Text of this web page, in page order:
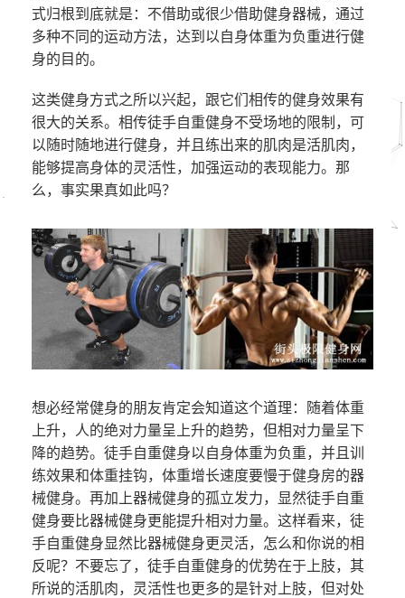
式归根到底就是：不借助或很少借助健身器械，通过
多种不同的运动方法，达到以自身体重为负重进行健
身的目的。
这类健身方式之所以兴起，跟它们相传的健身效果有
很大的关系。相传徒手自重健身不受场地的限制，可
以随时随地进行健身，并且练出来的肌肉是活肌肉，
能够提高身体的灵活性，加强运动的表现能力。那
么，事实果真如此吗？
想必经常健身的朋友肯定会知道这个道理：随着体重
上升，人的绝对力量呈上升的趋势，但相对力量呈下
降的趋势。徒手自重健身以自身体重为负重，并且训
练效果和体重挂钩，体重增长速度要慢于健身房的器
械健身。再加上器械健身的孤立发力，显然徒手自重
健身要比器械健身更能提升相对力量。这样看来，徒
手自重健身显然比器械健身更灵活，怎么和你说的相
反呢？不要忘了，徒手自重健身的优势在于上肢，其
所说的活肌肉，灵活性也更多的是针对上肢，但对处